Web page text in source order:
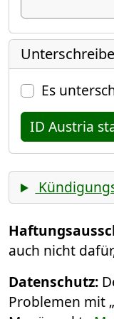
Es
ID Austria
auch nicht
Datenschutz:
Problemen mit